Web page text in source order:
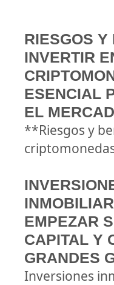
RIESGOS Y
INVERTIR
ESENCIAL
EL
**Riesgos y
EMPEZAR
CAPITAL Y
GRANDES
Inversiones